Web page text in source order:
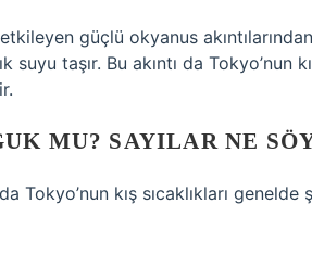
güçlü okyanus
suyu taşır. Bu akıntı da Tokyo’nun
MU? SAYILAR NE
Tokyo’nun kış sıcaklıkları